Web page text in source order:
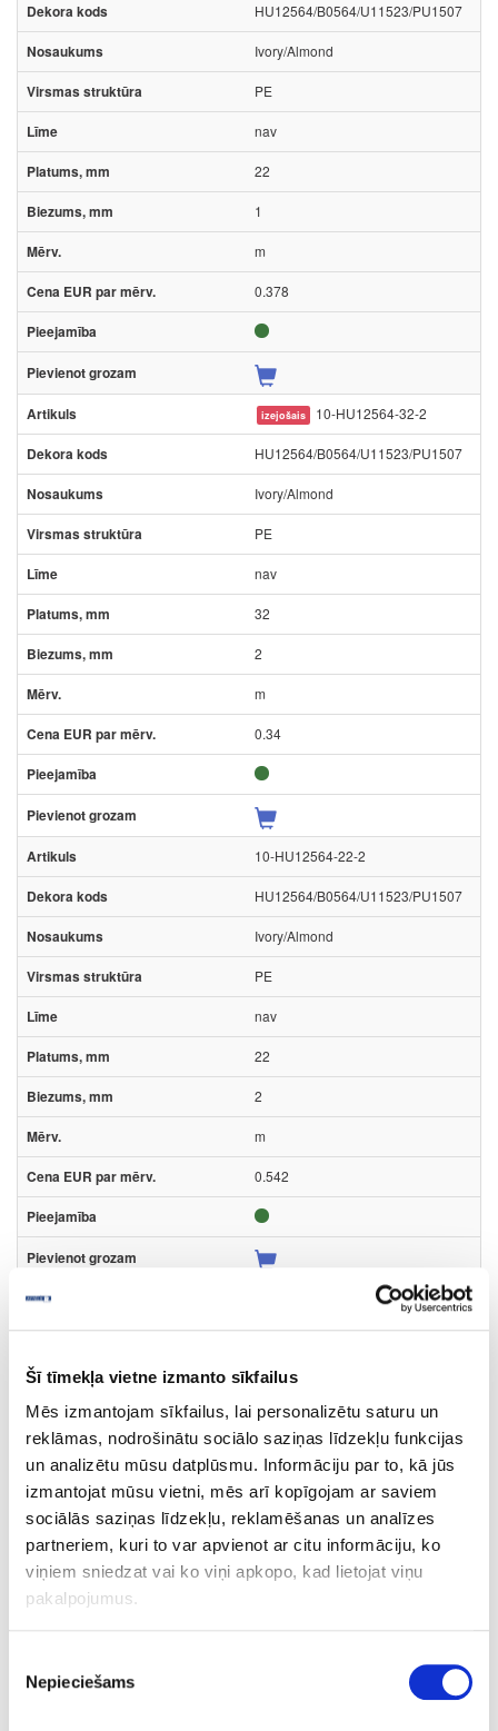
Šī tīmekļa vietne izmanto sīkfailus
Mēs izmantojam sīkfailus, lai personalizētu saturu un
reklāmas, nodrošinātu sociālo saziņas līdzekļu funkcijas
un analizētu mūsu datplūsmu. Informāciju par to, kā jūs
izmantojat mūsu vietni, mēs arī kopīgojam ar saviem
sociālās saziņas līdzekļu, reklamēšanas un analīzes
partneriem, kuri to var apvienot ar citu informāciju, ko
viņiem sniedzat vai ko viņi apkopo, kad lietojat viņu
pakalpojumus.
izvēle
Nepieciešams
HU12564/B0564/U11523/PU1507
Ivory/Almond
PE
nav
22
1
m
0.378
izejošais 10-HU12564-32-2
HU12564/B0564/U11523/PU1507
Ivory/Almond
PE
nav
32
2
m
0.34
10-HU12564-22-2
HU12564/B0564/U11523/PU1507
Ivory/Almond
PE
nav
22
2
m
0.542
Līme:
Virsmas struktūra:
PE- apelsīna miza;
Plātņu materiāli Matētas PET/PP MDF plātnes
49-F0564-UM-18
K564(F0564)